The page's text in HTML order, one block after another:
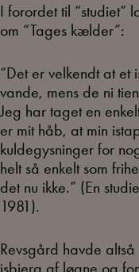
I forordet til “studiet”
om “Tages kælder”:
“Det er velkendt at et
vande, mens de ni
Jeg har taget en
er mit håb, at min
kuldegysninger for
helt så enkelt som
det nu ikke.” (En
1981).
Revsgård havde
isbjerg af løgne og